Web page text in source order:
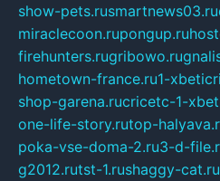
show-pets.rusmartnews03.ru
miraclecoon.rupongup.ru
firehunters.rugribowo.ru
hometown-france.ru1-
shop-garena.rucricetc-1-
one-life-story.rutop-
poka-vse-doma-2.ru3-d-
g2012.rutst-1.rushaggy-cat.ru